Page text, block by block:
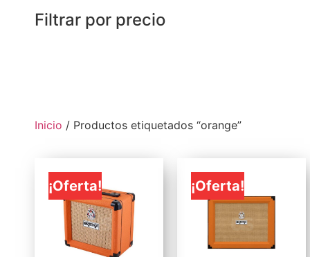
Filtrar por precio
Inicio / Productos etiquetados “orange”
¡Oferta! ¡Oferta!